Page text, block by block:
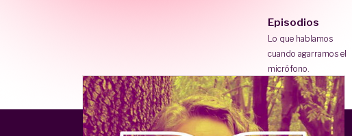
Episodios
Lo que hablamos
cuando agarramos el
micrófono.